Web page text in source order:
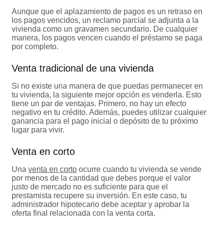
Aunque que el aplazamiento de pagos es un retraso en
los pagos vencidos, un reclamo parcial se adjunta a la
vivienda como un gravamen secundario. De cualquier
manera, los pagos vencen cuando el préstamo se paga
por completo.
Venta tradicional de una vivienda
Si no existe una manera de que puedas permanecer en
tu vivienda, la siguiente mejor opción es venderla. Esto
tiene un par de ventajas. Primero, no hay un efecto
negativo en tu crédito. Además, puedes utilizar cualquier
ganancia para el pago inicial o depósito de tu próximo
lugar para vivir.
Venta en corto
Una venta en corto ocurre cuando tu vivienda se vende
por menos de la cantidad que debes porque el valor
justo de mercado no es suficiente para que el
prestamista recupere su inversión. En este caso, tu
administrador hipotecario debe aceptar y aprobar la
oferta final relacionada con la venta corta.